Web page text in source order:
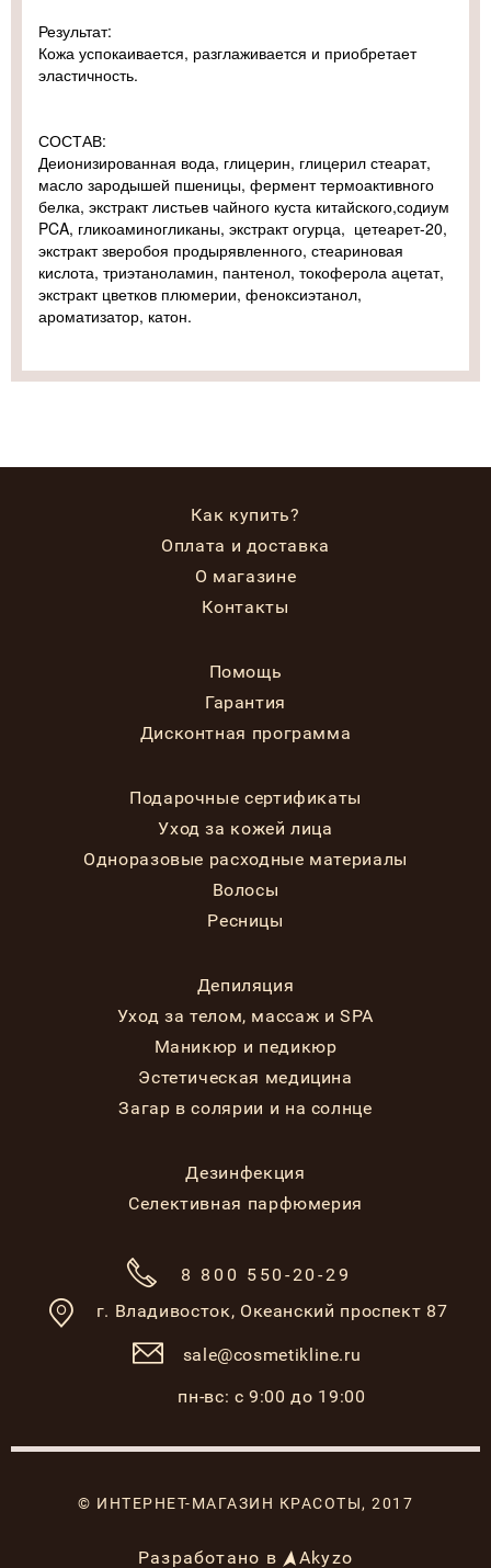
Результат:
Кожа успокаивается, разглаживается и приобретает
эластичность.
СОСТАВ:
Деионизированная вода, глицерин, глицерил стеарат,
масло зародышей пшеницы, фермент термоактивного
белка, экстракт листьев чайного куста китайского,содиум
PCA, гликоаминогликаны, экстракт огурца, цетеарет-20,
экстракт зверобоя продырявленного, стеариновая
кислота, триэтаноламин, пантенол, токоферола ацетат,
экстракт цветков плюмерии, феноксиэтанол,
ароматизатор, катон.
Как купить?
Оплата и доставка
О магазине
Контакты
Помощь
Гарантия
Дисконтная программа
Подарочные сертификаты
Уход за кожей лица
Одноразовые расходные материалы
Волосы
Ресницы
Депиляция
Уход за телом, массаж и SPA
Маникюр и педикюр
Эстетическая медицина
Загар в солярии и на солнце
Дезинфекция
Селективная парфюмерия
8 800 550-20-29
г. Владивосток, Океанский проспект 87
sale@cosmetikline.ru
пн-вс: с 9:00 до 19:00
© ИНТЕРНЕТ-МАГАЗИН КРАСОТЫ, 2017
Разработано в Akyzo